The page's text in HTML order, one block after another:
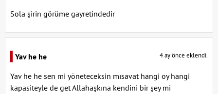
Sola şirin görüme gayretindedir
Yav he he 4 ay önce eklendi.
Yav he he sen mi yöneteceksin mısavat hangi oy hangi
kapasiteyle de get Allahaşkına kendini bir şey mi